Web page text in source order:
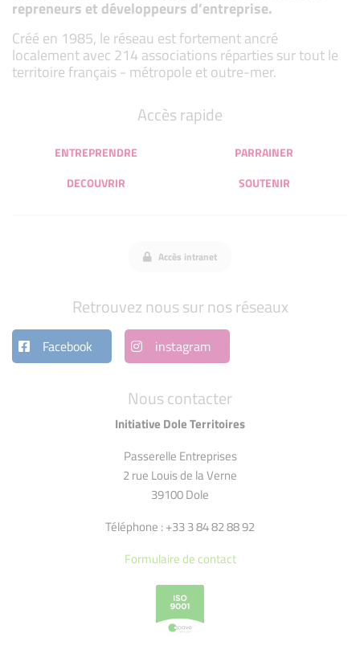
repreneurs et développeurs d’entreprise.
Créé en 1985, le réseau est fortement ancré
localement avec 214 associations réparties sur tout le
territoire français - métropole et outre-mer.
Nous contacter
Initiative Dole Territoires
Passerelle Entreprises
2 rue Louis de la Verne
39100 Dole
Téléphone : +33 3 84 82 88 92
Formulaire de contact
Accès rapide
ENTREPRENDRE
PARRAINER
DECOUVRIR
SOUTENIR
Accès intranet
Retrouvez nous sur nos réseaux
Facebook instagram